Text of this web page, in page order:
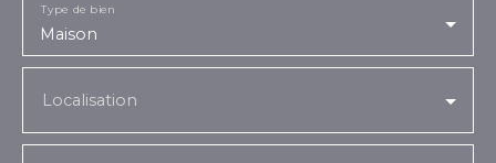
Maison
Type de bien
Localisation